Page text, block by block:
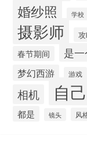
婚纱照 学校
摄影师
春节期间 是
梦幻西游 游戏
相机 自
都是
镜头 风